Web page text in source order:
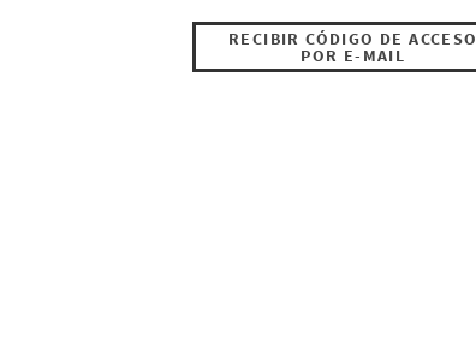
RECIBIR CÓDIGO DE ACCESO
POR E-MAIL